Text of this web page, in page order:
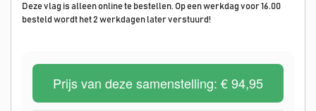
Deze vlag is alleen online te bestellen. Op een werkdag voor 16.00
besteld wordt het 2 werkdagen later verstuurd!
Prijs van deze samenstelling: € 94,95